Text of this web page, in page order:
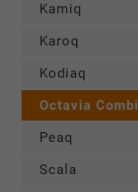
Kamiq
Karoq
Kodiaq
Octavia Combi
Peaq
Scala